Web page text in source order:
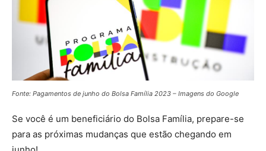
Fonte: Pagamentos de junho do Bolsa Família 2023 – Imagens do Google
Se você é um beneficiário do Bolsa Família, prepare-se
para as próximas mudanças que estão chegando em